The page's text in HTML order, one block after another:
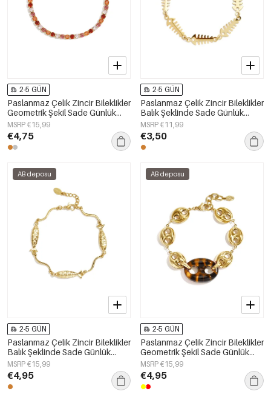
2-5 GÜN
Paslanmaz Çelik Zincir Bileklikler
Geometrik Şekil Sade Günlük
Seri Kadın Takıları
MSRP €15,99
€4,75
2-5 GÜN
Paslanmaz Çelik Zincir Bileklikler
Balık Şeklinde Sade Günlük
Kullanım İçin Sade Seri Kadın
Takıları
MSRP €11,99
€3,50
AB deposu
2-5 GÜN
Paslanmaz Çelik Zincir Bileklikler
Balık Şeklinde Sade Günlük
Kullanım İçin Sade Seri Kadın
Takıları
MSRP €15,99
€4,95
AB deposu
2-5 GÜN
Paslanmaz Çelik Zincir Bileklikler
Geometrik Şekil Sade Günlük
Seri Kadın Takıları
MSRP €15,99
€4,95